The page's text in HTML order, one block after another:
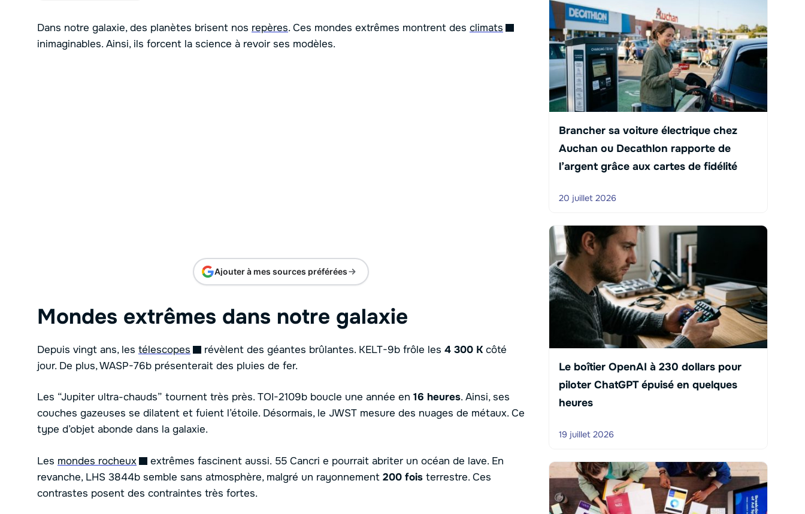
Dans notre galaxie, des planètes brisent nos repères. Ces mondes extrêmes montrent des climats
inimaginables. Ainsi, ils forcent la science à revoir ses modèles.
Ajouter à mes sources préférées
Mondes extrêmes dans notre galaxie
Depuis vingt ans, les télescopes révèlent des géantes brûlantes. KELT-9b frôle les 4 300 Kcôté
jour. De plus, WASP-76b présenterait des pluies de fer.
Les “Jupiter ultra-chauds” tournent très près. TOI-2109b boucle une année en 16 heures. Ainsi, ses
couches gazeuses se dilatent et fuient l’étoile. Désormais, le JWST mesure des nuages de métaux. Ce
type d’objet abonde dans la galaxie.
Les mondes rocheux
extrêmes fascinent aussi. 55 Cancri e pourrait abriter un océan de lave. En
revanche, LHS 3844b semble sans atmosphère, malgré un rayonnement 200 fois terrestre. Ces
contrastes posent des contraintes très fortes.
Brancher sa voiture électrique chez
Auchan ou Decathlon rapporte de
l’argent grâce aux cartes de fidélité
20 juillet 2026
Le boîtier OpenAI à 230 dollars pour
piloter ChatGPT épuisé en quelques
heures
19 juillet 2026